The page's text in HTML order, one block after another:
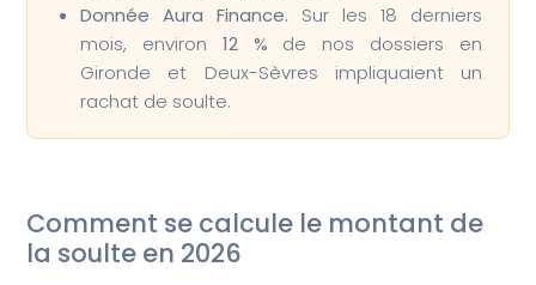
Donnée Aura Finance. Sur les 18 derniers
mois, environ 12 % de nos dossiers en
Gironde et Deux-Sèvres impliquaient un
rachat de soulte.
Comment se calcule le montant de
la soulte en 2026